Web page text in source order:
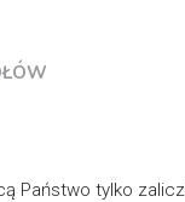
Państwo tylko